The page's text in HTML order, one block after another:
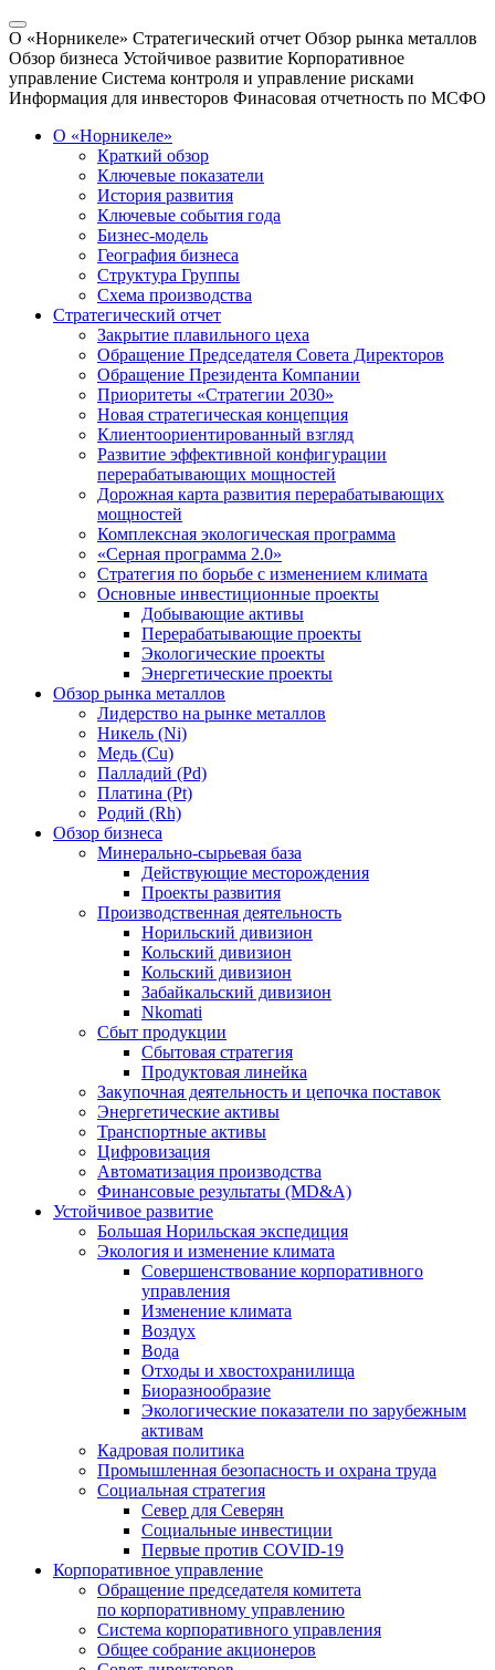
О «Норникеле» Стратегический отчет Обзор рынка металлов
Обзор бизнеса Устойчивое развитие Корпоративное
управление Система контроля и управление рисками
Информация для инвесторов Финасовая отчетность по МСФО
О «Норникеле»
Краткий обзор
Ключевые показатели
История развития
Ключевые события года
Бизнес-модель
География бизнеса
Структура Группы
Схема производства
Стратегический отчет
Закрытие плавильного цеха
Обращение Председателя Совета Директоров
Обращение Президента Компании
Приоритеты «Стратегии 2030»
Новая стратегическая концепция
Клиентоориентированный взгляд
Развитие эффективной конфигурации
перерабатывающих мощностей
Дорожная карта развития перерабатывающих
мощностей
Комплексная экологическая программа
«Серная программа 2.0»
Стратегия по борьбе с изменением климата
Основные инвестиционные проекты
Добывающие активы
Перерабатывающие проекты
Экологические проекты
Энергетические проекты
Обзор рынка металлов
Лидерство на рынке металлов
Никель (Ni)
Медь (Cu)
Палладий (Pd)
Платина (Pt)
Родий (Rh)
Обзор бизнеса
Минерально-сырьевая база
Действующие месторождения
Проекты развития
Производственная деятельность
Норильский дивизион
Кольский дивизион
Кольский дивизион
Забайкальский дивизион
Nkomati
Сбыт продукции
Сбытовая стратегия
Продуктовая линейка
Закупочная деятельность и цепочка поставок
Энергетические активы
Транспортные активы
Цифровизация
Автоматизация производства
Финансовые результаты (MD&A)
Устойчивое развитие
Большая Норильская экспедиция
Экология и изменение климата
Совершенствование корпоративного
управления
Изменение климата
Воздух
Вода
Отходы и хвостохранилища
Биоразнообразие
Экологические показатели по зарубежным
активам
Кадровая политика
Промышленная безопасность и охрана труда
Социальная стратегия
Север для Северян
Социальные инвестиции
Первые против COVID‑19
Корпоративное управление
Обращение председателя комитета
по корпоративному управлению
Система корпоративного управления
Общее собрание акционеров